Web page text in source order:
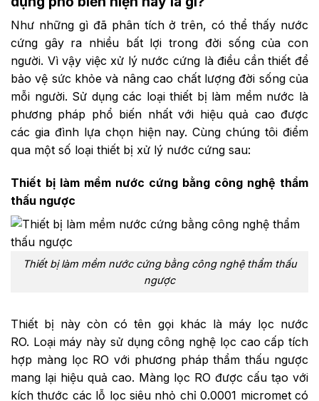
Như những gì đã phân tích ở trên, có thể thấy nước
cứng gây ra nhiều bất lợi trong đời sống của con
người. Vì vậy việc xử lý nước cứng là điều cần thiết để
bảo vệ sức khỏe và nâng cao chất lượng đời sống của
mỗi người. Sử dụng các loại thiết bị làm mềm nước là
phương pháp phổ biến nhất với hiệu quả cao được
các gia đình lựa chọn hiện nay. Cùng chúng tôi điểm
qua một số loại thiết bị xử lý nước cứng sau:
Thiết bị làm mềm nước cứng bằng công nghệ thẩm
thấu ngược
Thiết bị làm mềm nước cứng bằng công nghệ thẩm thấu
ngược
Thiết bị này còn có tên gọi khác là máy lọc nước
RO. Loại máy này sử dụng công nghệ lọc cao cấp tích
hợp màng lọc RO với phương pháp thẩm thấu ngược
mang lại hiệu quả cao. Màng lọc RO được cấu tạo với
kích thước các lỗ lọc siêu nhỏ chỉ 0.0001 micromet có